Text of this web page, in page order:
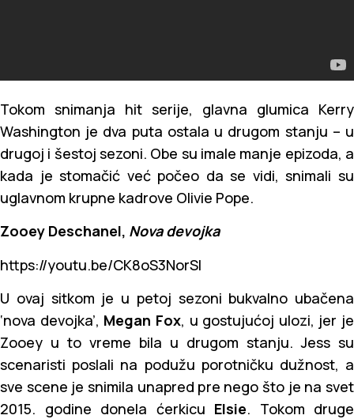
Tokom snimanja hit serije, glavna glumica Kerry
Washington je dva puta ostala u drugom stanju – u
drugoj i šestoj sezoni. Obe su imale manje epizoda, a
kada je stomačić već počeo da se vidi, snimali su
uglavnom krupne kadrove Olivie Pope.
Zooey Deschanel, Nova devojka
https://youtu.be/CK8oS3NorSI
U ovaj sitkom je u petoj sezoni bukvalno ubačena
‘nova devojka’, Megan Fox, u gostujućoj ulozi, jer je
Zooey u to vreme bila u drugom stanju. Jess su
scenaristi poslali na podužu porotničku dužnost, a
sve scene je snimila unapred pre nego što je na svet
2015. godine donela ćerkicu Elsie. Tokom druge